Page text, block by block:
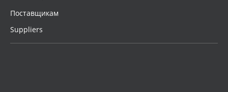
Поставщикам
Suppliers